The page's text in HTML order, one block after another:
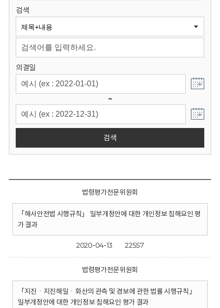
원
회
검색
의결일
~
검색
법령평가전문위원회
「해사안전법 시행규칙」 일부개정안에 대한 개인정보 침해요인 평
가 결과
2020-04-13 22557
법령평가전문위원회
「지진ㆍ지진해일ㆍ화산의 관측 및 경보에 관한 법률 시행규칙」
일부개정안에 대한 개인정보 침해요인 평가 결과